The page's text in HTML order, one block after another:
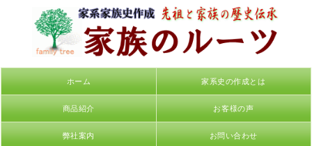
ホーム 家系史の作成とは
商品紹介 お客様の声
弊社案内 お問い合わせ